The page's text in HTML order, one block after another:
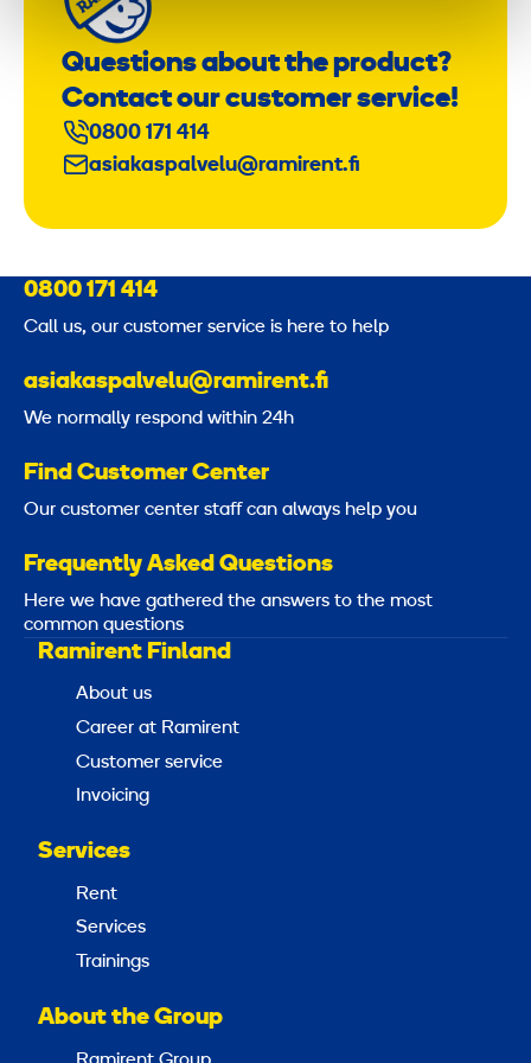
Questions about the product?
Contact our customer service!
0800 171 414
asiakaspalvelu@ramirent.fi
0800 171 414
Call us, our customer service is here to help
asiakaspalvelu@ramirent.fi
We normally respond within 24h
Find Customer Center
Our customer center staff can always help you
Frequently Asked Questions
Here we have gathered the answers to the most
common questions
Ramirent Finland
About us
Career at Ramirent
Customer service
Invoicing
Services
Rent
Services
Trainings
About the Group